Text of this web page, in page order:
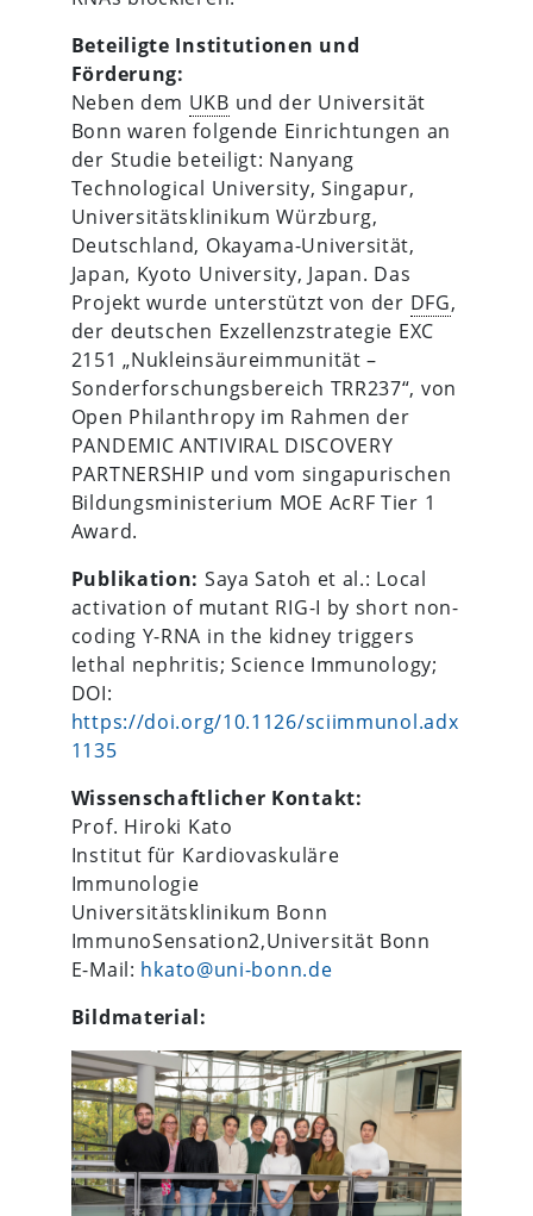
Beteiligte Institutionen und
Förderung:
Neben dem UKB und der Universität
Bonn waren folgende Einrichtungen an
der Studie beteiligt: Nanyang
Technological University, Singapur,
Universitätsklinikum Würzburg,
Deutschland, Okayama-Universität,
Japan, Kyoto University, Japan. Das
Projekt wurde unterstützt von der DFG,
der deutschen Exzellenzstrategie EXC
2151 „Nukleinsäureimmunität –
Sonderforschungsbereich TRR237“, von
Open Philanthropy im Rahmen der
PANDEMIC ANTIVIRAL DISCOVERY
PARTNERSHIP und vom singapurischen
Bildungsministerium MOE AcRF Tier 1
Award.
Publikation: Saya Satoh et al.: Local
activation of mutant RIG-I by short non-
coding Y-RNA in the kidney triggers
lethal nephritis; Science Immunology;
DOI:
https://doi.org/10.1126/sciimmunol.adx
1135
Wissenschaftlicher Kontakt:
Prof. Hiroki Kato
Institut für Kardiovaskuläre
Immunologie
Universitätsklinikum Bonn
ImmunoSensation2,Universität Bonn
E-Mail: hkato@uni-bonn.de
Bildmaterial: